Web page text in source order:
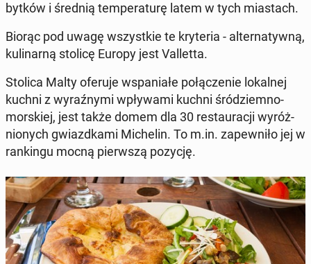
byt­ków i średnią tem­pe­ra­tu­rę latem w tych mia­stach.
Biorąc pod uwagę wszyst­kie te kry­te­ria - al­ter­na­tyw­ną,
ku­li­nar­ną stolicę Europy jest Val­let­ta.
Stolica Malty oferuje wspa­nia­łe po­łą­cze­nie lo­kal­nej
kuchni z wy­raź­ny­mi wpły­wa­mi kuchni śród­ziem­no­
mor­skiej, jest także domem dla 30 re­stau­ra­cji wy­róż­
nio­nych gwiazd­ka­mi Mi­che­lin. To m.in. za­pew­ni­ło jej w
ran­kin­gu mocną pierw­szą pozycję.